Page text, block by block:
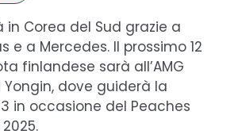
in Corea del Sud grazie a
e a Mercedes. Il prossimo 12
finlandese sarà all’AMG
dove guiderà la
in occasione del Peaches